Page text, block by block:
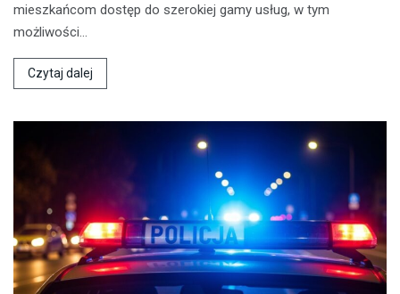
mieszkańcom dostęp do szerokiej gamy usług, w tym
możliwości…
Czytaj dalej